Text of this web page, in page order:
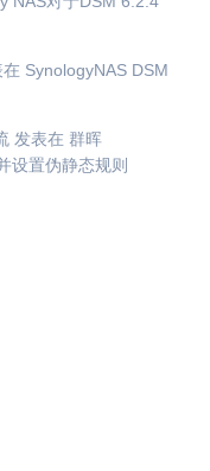
在 SynologyNAS DSM
发表在 群晖
设置伪静态规则